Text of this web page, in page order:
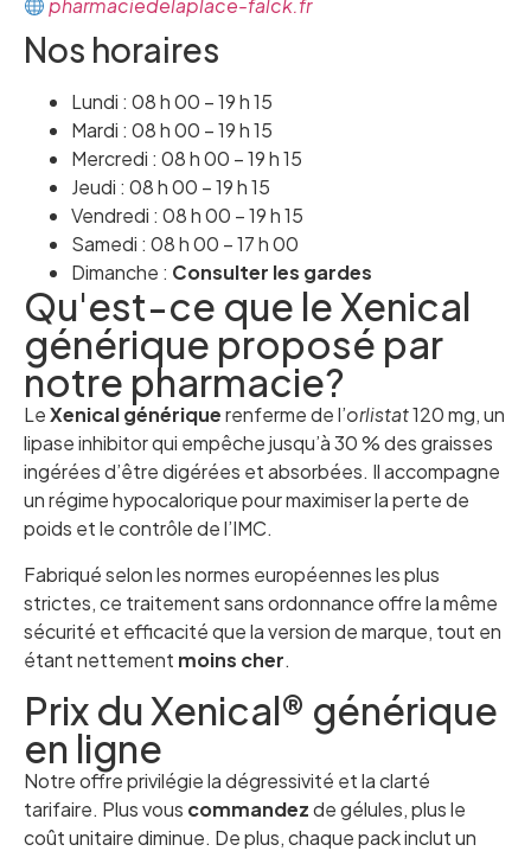
pharmaciedelaplace-falck.fr
Nos horaires
Lundi : 08 h 00 – 19 h 15
Mardi : 08 h 00 – 19 h 15
Mercredi : 08 h 00 – 19 h 15
Jeudi : 08 h 00 – 19 h 15
Vendredi : 08 h 00 – 19 h 15
Samedi : 08 h 00 – 17 h 00
Dimanche : Consulter les gardes
Qu'est-ce que le Xenical
générique proposé par
notre pharmacie?
LeXenical génériquerenferme de l’orlistat120 mg, un
lipase inhibitor qui empêche jusqu’à 30 % des graisses
ingérées d’être digérées et absorbées. Il accompagne
un régime hypocalorique pour maximiser la perte de
poids et le contrôle de l’IMC.
Fabriqué selon les normes européennes les plus
strictes, ce traitement sans ordonnance offre la même
sécurité et efficacité que la version de marque, tout en
étant nettement moins cher.
Prix du Xenical® générique
en ligne
Notre offre privilégie la dégressivité et la clarté
tarifaire. Plus vous commandezde gélules, plus le
coût unitaire diminue. De plus, chaque pack inclut un